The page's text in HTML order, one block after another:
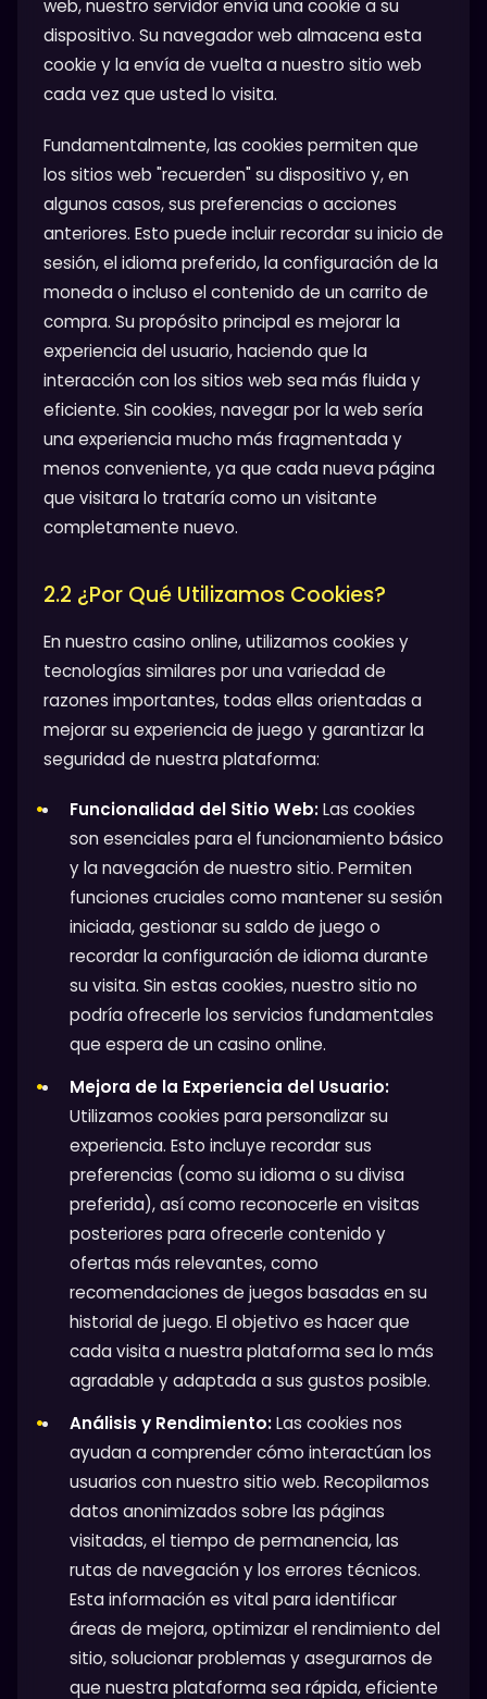
web, nuestro servidor envía una cookie a su
dispositivo. Su navegador web almacena esta
cookie y la envía de vuelta a nuestro sitio web
cada vez que usted lo visita.
Fundamentalmente, las cookies permiten que
los sitios web "recuerden" su dispositivo y, en
algunos casos, sus preferencias o acciones
anteriores. Esto puede incluir recordar su inicio de
sesión, el idioma preferido, la configuración de la
moneda o incluso el contenido de un carrito de
compra. Su propósito principal es mejorar la
experiencia del usuario, haciendo que la
interacción con los sitios web sea más fluida y
eficiente. Sin cookies, navegar por la web sería
una experiencia mucho más fragmentada y
menos conveniente, ya que cada nueva página
que visitara lo trataría como un visitante
completamente nuevo.
2.2 ¿Por Qué Utilizamos Cookies?
En nuestro casino online, utilizamos cookies y
tecnologías similares por una variedad de
razones importantes, todas ellas orientadas a
mejorar su experiencia de juego y garantizar la
seguridad de nuestra plataforma:
Funcionalidad del Sitio Web:Las cookies
son esenciales para el funcionamiento básico
y la navegación de nuestro sitio. Permiten
funciones cruciales como mantener su sesión
iniciada, gestionar su saldo de juego o
recordar la configuración de idioma durante
su visita. Sin estas cookies, nuestro sitio no
podría ofrecerle los servicios fundamentales
que espera de un casino online.
Mejora de la Experiencia del Usuario:
Utilizamos cookies para personalizar su
experiencia. Esto incluye recordar sus
preferencias (como su idioma o su divisa
preferida), así como reconocerle en visitas
posteriores para ofrecerle contenido y
ofertas más relevantes, como
recomendaciones de juegos basadas en su
historial de juego. El objetivo es hacer que
cada visita a nuestra plataforma sea lo más
agradable y adaptada a sus gustos posible.
Análisis y Rendimiento:Las cookies nos
ayudan a comprender cómo interactúan los
usuarios con nuestro sitio web. Recopilamos
datos anonimizados sobre las páginas
visitadas, el tiempo de permanencia, las
rutas de navegación y los errores técnicos.
Esta información es vital para identificar
áreas de mejora, optimizar el rendimiento del
sitio, solucionar problemas y asegurarnos de
que nuestra plataforma sea rápida, eficiente